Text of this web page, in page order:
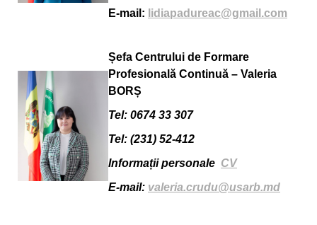
E-mail: lidiapadureac@gmail.com
Șefa Centrului de Formare
Profesională Continuă – Valeria
BORȘ
Tel: 0674 33 307
Tel: (231) 52-412
Informații personale CV
E-mail: valeria.crudu@usarb.md